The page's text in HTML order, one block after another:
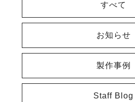
すべて
お知らせ
製作事例
Staff Blog